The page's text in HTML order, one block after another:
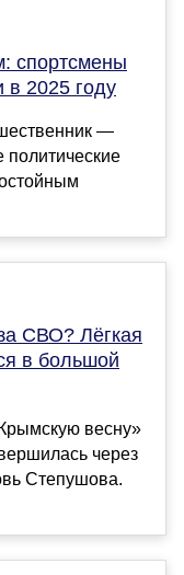
спортсмены
в 2025 году
—
политические
СВО? Лёгкая
в большой
весну»
через
Степушова.